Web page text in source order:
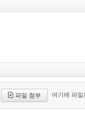
파일 첨부 여기에 파